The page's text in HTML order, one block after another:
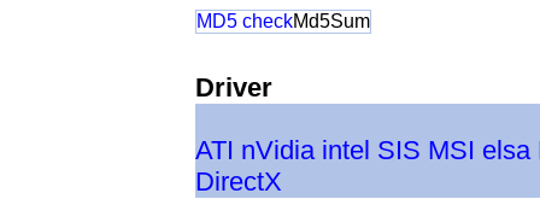
MD5 checkMd5Sum
Driver
ATI nVidia intel SIS MSI elsa
DirectX